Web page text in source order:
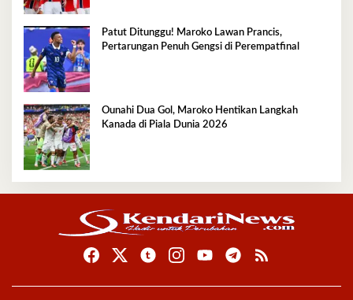
Patut Ditunggu! Maroko Lawan Prancis,
Pertarungan Penuh Gengsi di Perempatfinal
Ounahi Dua Gol, Maroko Hentikan Langkah
Kanada di Piala Dunia 2026